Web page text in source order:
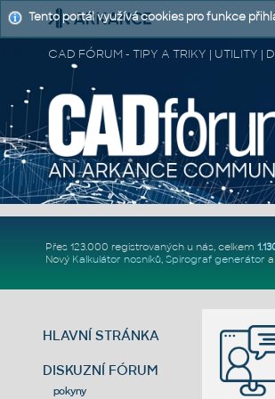
CAD FÓRUM - TIPY A TRIKY | UTILITY |
Přes 123.000 registrovaných u nás, celkem
Nový Kalkulátor nosníků, Spirograf generátor a
HLAVNÍ STRÁNKA
DISKUZNÍ FÓRUM
pokyny
Tento portál využívá cookies pro funkce